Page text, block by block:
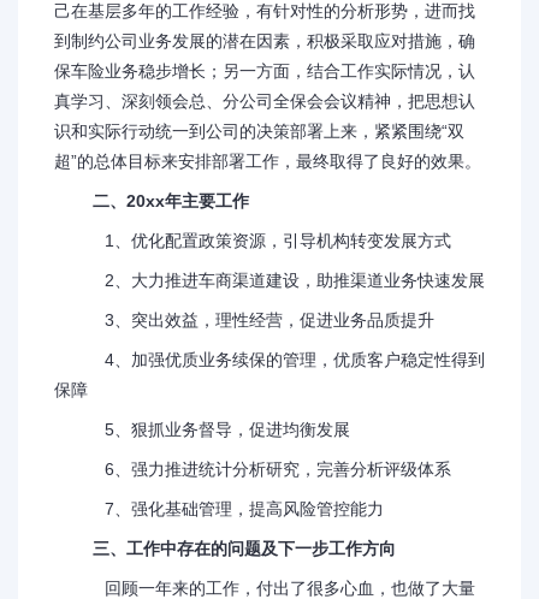
己在基层多年的工作经验，有针对性的分析形势，进而找
到制约公司业务发展的潜在因素，积极采取应对措施，确
保车险业务稳步增长；另一方面，结合工作实际情况，认
真学习、深刻领会总、分公司全保会会议精神，把思想认
识和实际行动统一到公司的决策部署上来，紧紧围绕“双
超”的总体目标来安排部署工作，最终取得了良好的效果。
二、20xx年主要工作
1、优化配置政策资源，引导机构转变发展方式
2、大力推进车商渠道建设，助推渠道业务快速发展
3、突出效益，理性经营，促进业务品质提升
4、加强优质业务续保的管理，优质客户稳定性得到
保障
5、狠抓业务督导，促进均衡发展
6、强力推进统计分析研究，完善分析评级体系
7、强化基础管理，提高风险管控能力
三、工作中存在的问题及下一步工作方向
回顾一年来的工作，付出了很多心血，也做了大量